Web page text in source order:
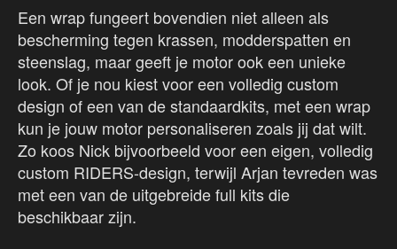
Een wrap fungeert bovendien niet alleen als
bescherming tegen krassen, modderspatten en
steenslag, maar geeft je motor ook een unieke
look. Of je nou kiest voor een volledig custom
design of een van de standaardkits, met een wrap
kun je jouw motor personaliseren zoals jij dat wilt.
Zo koos Nick bijvoorbeeld voor een eigen, volledig
custom RIDERS-design, terwijl Arjan tevreden was
met een van de uitgebreide full kits die
beschikbaar zijn.